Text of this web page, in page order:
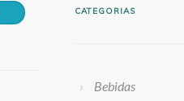
CATEGORIAS
Bebidas